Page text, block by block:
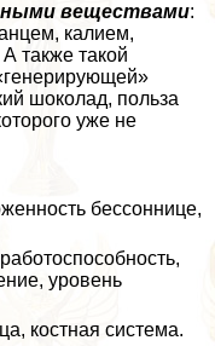
веществами:
калием,
также такой
шоколад, польза
уже не
бессоннице,
уровень
костная система.